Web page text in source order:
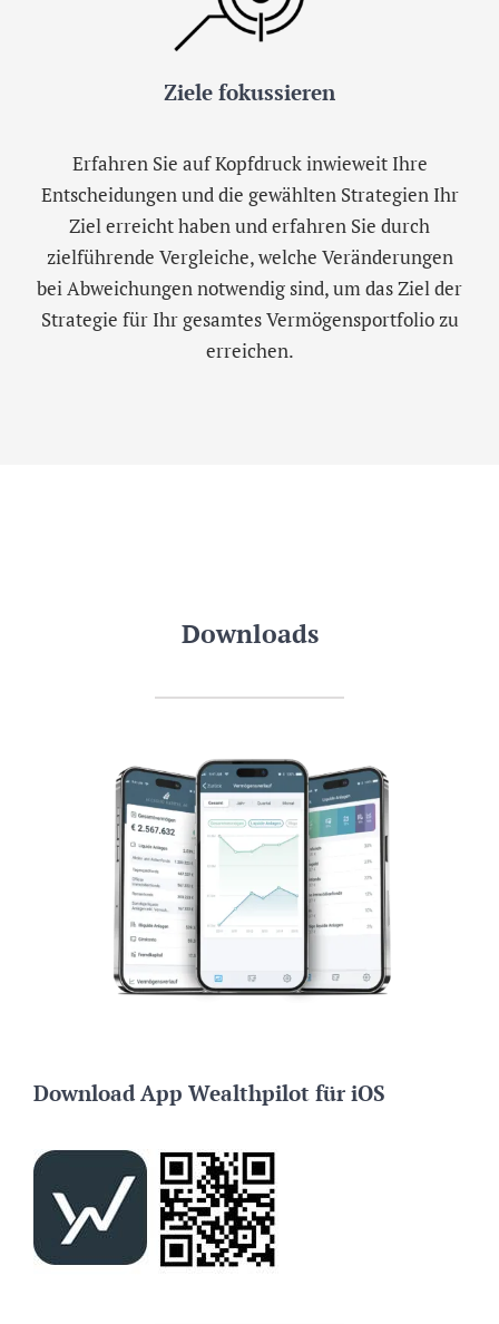
Ziele fokussieren
Erfahren Sie auf Kopfdruck inwieweit Ihre
Entscheidungen und die gewählten Strategien Ihr
Ziel erreicht haben und erfahren Sie durch
zielführende Vergleiche, welche Veränderungen
bei Abweichungen notwendig sind, um das Ziel der
Strategie für Ihr gesamtes Vermögensportfolio zu
erreichen.
Downloads
Download App Wealthpilot für iOS